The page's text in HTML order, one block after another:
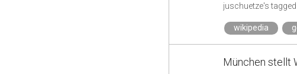
juschuetze's
wikipedia
München stellt